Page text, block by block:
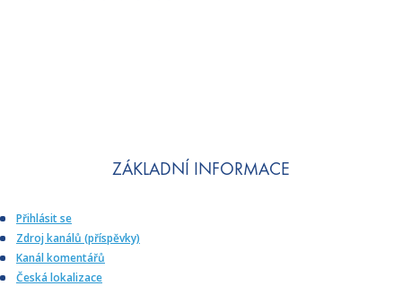
ZÁKLADNÍ INFORMACE
Přihlásit se
Zdroj kanálů (příspěvky)
Kanál komentářů
Česká lokalizace